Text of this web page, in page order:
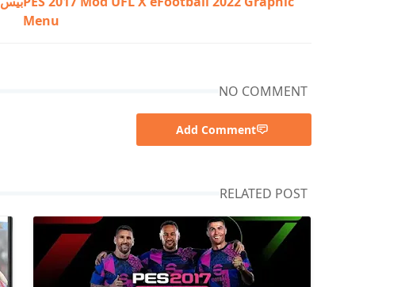
Menu
NO COMMENT
Add Comment
RELATED POST